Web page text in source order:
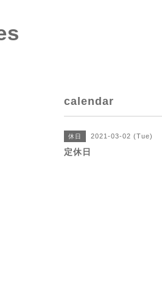
calendar
休日 2021-03-02 (Tue)
定休日